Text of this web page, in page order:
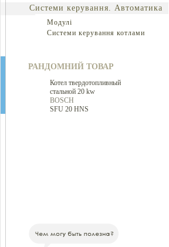
Системи керування. Автоматика
Модулі
Системи керування котлами
РАНДОМНИЙ ТОВАР
Котел твердотопливный
стальной 20 kw
BOSCH
SFU 20 HNS